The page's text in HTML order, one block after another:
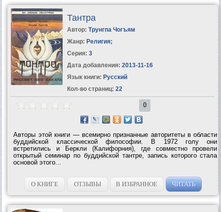
Тантра
Автор: Трунгпа Чогъям
Жанр: Религия;
Серия: 3
Дата добавления: 2013-11-16
Язык книги: Русский
Кол-во страниц: 22
0
Авторы этой книги — всемирно признанные авторитеты в области
буддийской классической философии. В 1972 голу они
встретились и Беркли (Калифорния), где совместно провели
открытый семинар по буддийской тантре, запись которого стала
основой этого...
О КНИГЕ ОТЗЫВЫ В ИЗБРАННОЕ ЧИТАТЬ